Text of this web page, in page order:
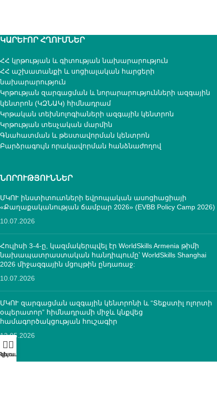
ԿԱՐԵՒՈՐ ՀՂՈՒՄՆԵՐ
ՀՀ կրթության և գիտության նախարարություն
ՀՀ աշխատանքի և սոցիալական հարցերի
նախարարություն
Կրթության զարգացման և նորարարությունների ազգային
կենտրոն (ԿԶՆԱԿ) հիմնադրամ
Կրթական տեխնոլոգիաների ազգային կենտրոն
Կրթության տեսչական մարմին
Գնահատման և թեստավորման կենտրոն
Բարձրագույն որակավորման հանձնաժողով
ՆՈՐՈՒԹՅՈՒՆՆԵՐ
ՄԿՈՒ ինստիտուտների եվրոպական ասոցիացիայի
«Քաղաքականության ճամբար 2026» (EVBB Policy Camp 2026)
10.07.2026
Հուլիսի 3-4-ը, կազմակերպվել էր WorldSkills Armenia թիմի
նախապատրաստական հանդիպումը՝ WorldSkills Shanghai
2026 միջազգային մցույթին ընդառաջ:
10.07.2026
ՄԿՈՒ զարգացման ազգային կենտրոնի և “Տեքստիլ ոլորտի
օպերատոր” հիմնադրամի միջև կնքվեց
համագործակցության հուշագիր
12.05.2026